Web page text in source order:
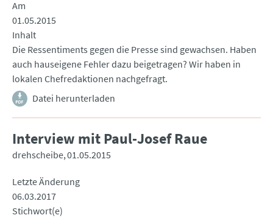
Am
01.05.2015
Inhalt
Die Ressentiments gegen die Presse sind gewachsen. Haben
auch hauseigene Fehler dazu beigetragen? Wir haben in
lokalen Chefredaktionen nachgefragt.
Datei herunterladen
Interview mit Paul-Josef Raue
drehscheibe 01.05.2015
Letzte Änderung
06.03.2017
Stichwort(e)